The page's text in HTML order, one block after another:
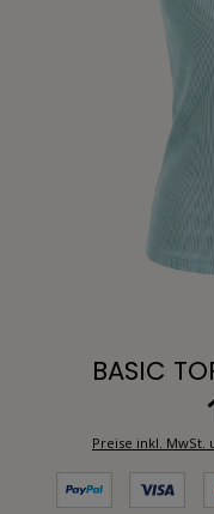
BASIC
Preise inkl. MwSt.